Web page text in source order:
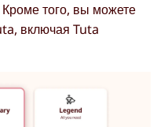
того, вы можете
включая Tuta